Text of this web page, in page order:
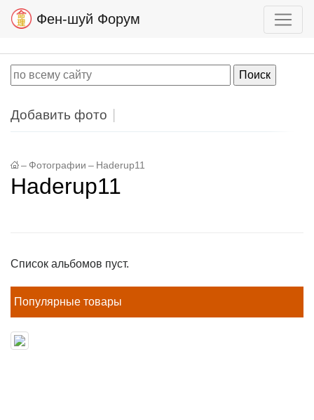
Фен-шуй Форум
Добавить фото
– Фотографии – Haderup11
Haderup11
Список альбомов пуст.
Популярные товары